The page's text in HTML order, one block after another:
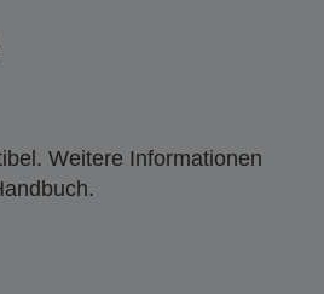
Weitere Informationen